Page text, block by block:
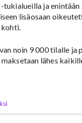
ja
lisäosaan
noin 9 000 tilalle ja
lähes